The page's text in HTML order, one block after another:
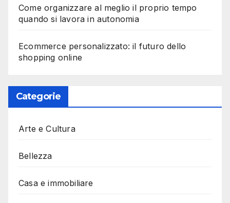
Come organizzare al meglio il proprio tempo
quando si lavora in autonomia
Ecommerce personalizzato: il futuro dello
shopping online
Categorie
Arte e Cultura
Bellezza
Casa e immobiliare